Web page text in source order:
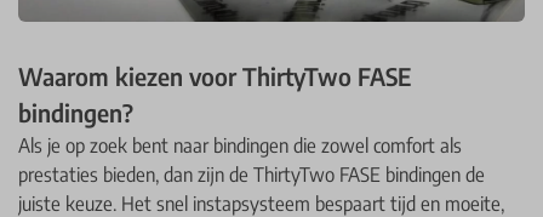
Waarom kiezen voor ThirtyTwo FASE
bindingen?
Als je op zoek bent naar bindingen die zowel comfort als
prestaties bieden, dan zijn de ThirtyTwo FASE bindingen de
juiste keuze. Het snel instapsysteem bespaart tijd en moeite,